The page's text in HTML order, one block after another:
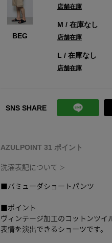
BEG
店舗在庫
M / 在庫なし
店舗在庫
L / 在庫なし
店舗在庫
SNS SHARE
AZULPOINT 31 ポイント
洗濯表記について ＞
■バミューダショートパンツ
■ポイント
ヴィンテージ加工のコットンツイ
表情を演出できるショーツです。